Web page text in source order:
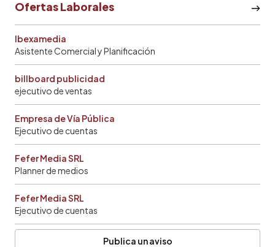
Ofertas Laborales
Ibexamedia
Asistente Comercial y Planificación
billboard publicidad
ejecutivo de ventas
Empresa de Vía Pública
Ejecutivo de cuentas
Fefer Media SRL
Planner de medios
Fefer Media SRL
Ejecutivo de cuentas
Publica un aviso